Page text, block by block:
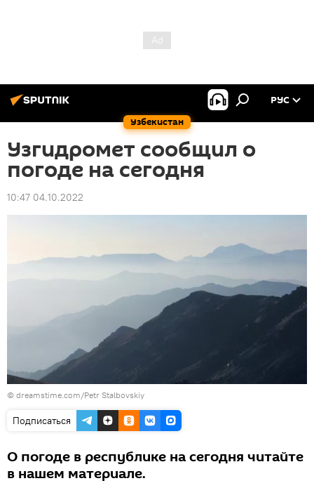
Узбекистан
РУС
Узгидромет сообщил о
погоде на сегодня
10:47 04.10.2022
© dreamstime.com/Petr Stalbovskiy
Подписаться
О погоде в республике на сегодня читайте
в нашем материале.